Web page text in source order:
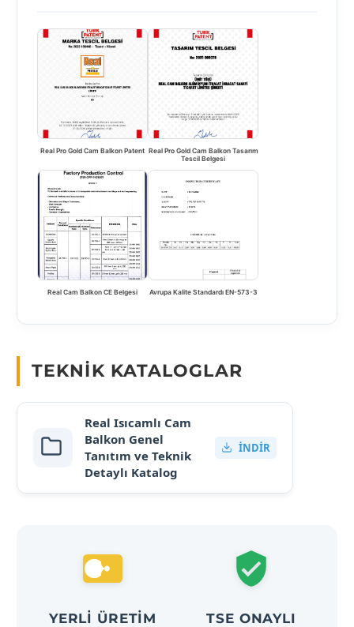
Real Pro Gold Cam Balkon Patent Real Pro Gold Cam Balkon Tasarım
Tescil Belgesi
Real Cam Balkon CE Belgesi Avrupa Kalite Standardı EN-573-3
TEKNIK KATALOGLAR
Real Isıcamlı Cam
Balkon Genel
Tanıtım ve Teknik
Detaylı Katalog
İNDIR
YERLI ÜRETIM TSE ONAYLI